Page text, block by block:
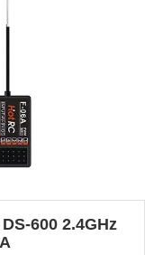
600 2.4GHz